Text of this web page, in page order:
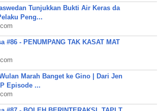
Tunjukkan Bukti Air Keras da
Peng...
#86 - PENUMPANG TAK KASAT MAT
Marah Banget ke Gino | Dari Jen
Episode ...